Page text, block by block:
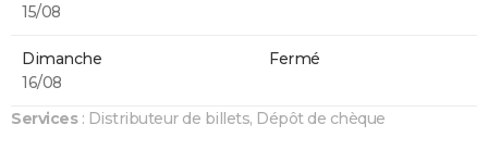
15/08
Dimanche
16/08
Fermé
Services: Distributeur de billets, Dépôt de chèque